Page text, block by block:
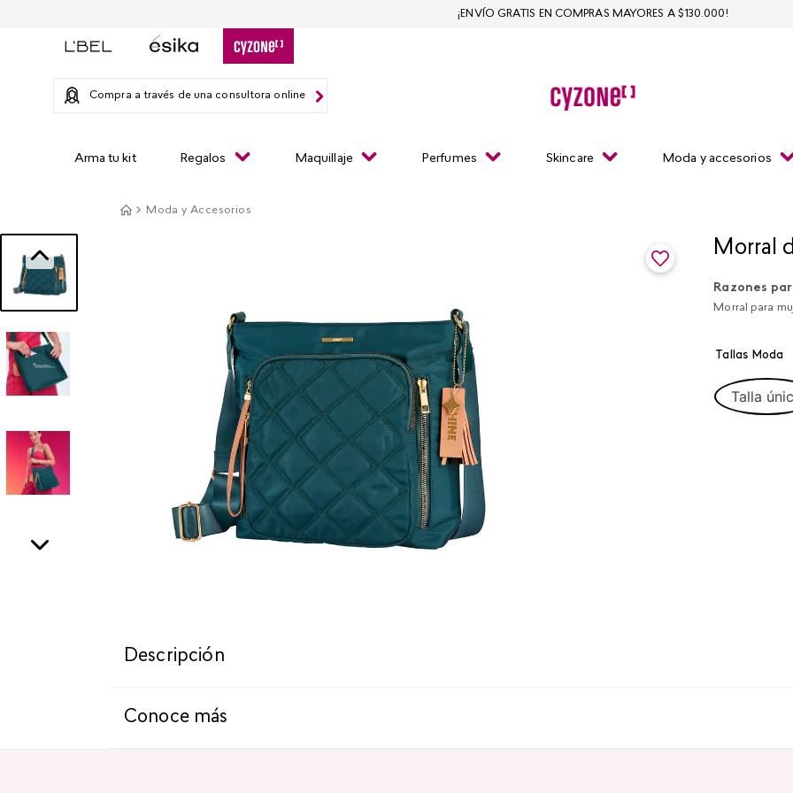
Compra a través de una consultora online
Arma tu kit Regalos Maquillaje Perfumes Skincare Moda y accesorios
¡ENVÍO GRATIS EN COMPRAS MAYORES A $130.000!
Moda y Accesorios
Morral
Razones
Morral para
Tallas Moda
Talla
Descripción
Conoce más